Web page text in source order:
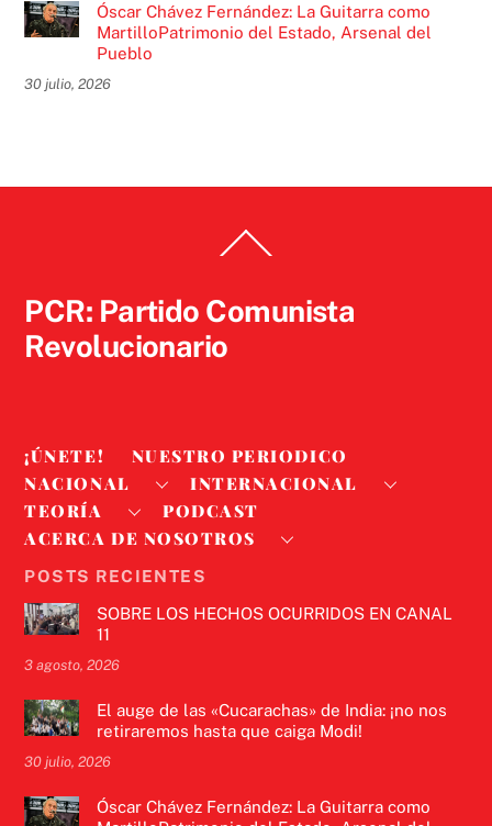
Óscar Chávez Fernández: La Guitarra como
MartilloPatrimonio del Estado, Arsenal del
Pueblo
30 julio, 2026
To
PCR: Partido Comunista
Revolucionario
¡ÚNETE!
NUESTRO PERIODICO
NACIONAL
INTERNACIONAL
TEORÍA
PODCAST
ACERCA DE NOSOTROS
POSTS RECIENTES
SOBRE LOS HECHOS OCURRIDOS EN CANAL
11
3 agosto, 2026
El auge de las «Cucarachas» de India: ¡no nos
retiraremos hasta que caiga Modi!
30 julio, 2026
Óscar Chávez Fernández: La Guitarra como